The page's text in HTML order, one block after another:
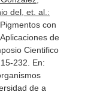
del, et. al.:
con
de
Cientifico
232. En:
de a